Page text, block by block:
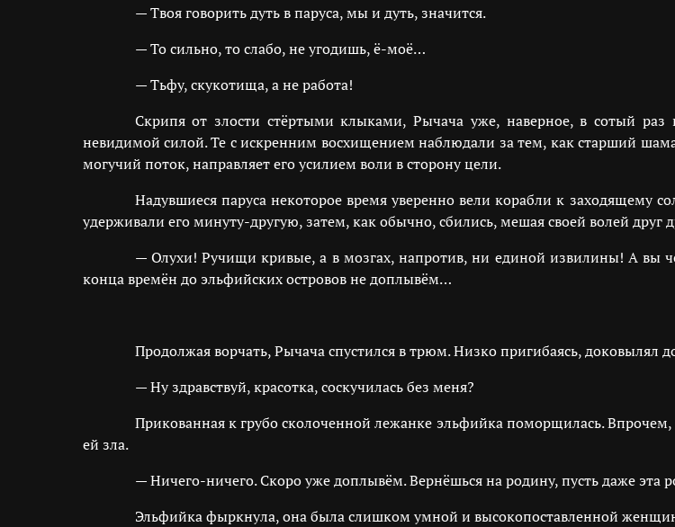
— Твоя говорить дуть в паруса, мы и дуть, значится.
— То сильно, то слабо, не угодишь, ё-моё…
— Тьфу, скукотища, а не работа!
Скрипя от злости стёртыми клыками, Рычача уже, наверное, в сотый раз
невидимой силой. Те с искренним восхищением наблюдали за тем, как старший
могучий поток, направляет его усилием воли в сторону цели.
Надувшиеся паруса некоторое время уверенно вели корабли к
удерживали его минуту-другую, затем, как обычно, сбились, мешая своей волей друг
— Олухи! Ручищи кривые, а в мозгах, напротив, ни единой извилины! А вы
конца времён до эльфийских островов не доплывём…
Продолжая ворчать, Рычача спустился в трюм. Низко пригибаясь,
— Ну здравствуй, красотка, соскучилась без меня?
Прикованная к грубо сколоченной лежанке эльфийка поморщилась.
ей зла.
— Ничего-ничего. Скоро уже доплывём. Вернёшься на родину, пусть даже эта
Эльфийка фыркнула, она была слишком умной и высокопоставленной